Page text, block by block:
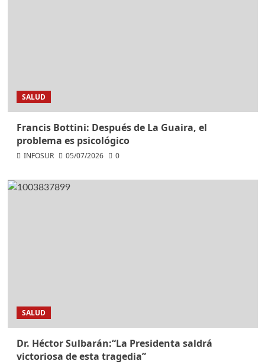
SALUD
Francis Bottini: Después de La Guaira, el
problema es psicológico
INFOSUR 05/07/2026 0
SALUD
Dr. Héctor Sulbarán:“La Presidenta saldrá
victoriosa de esta tragedia”